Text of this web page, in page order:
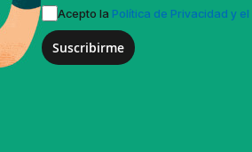
Acepto la Política de Privacidad y
Suscribirme